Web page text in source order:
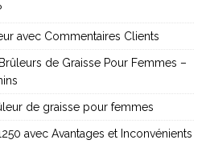
avec Commentaires Clients
de Graisse Pour Femmes –
de graisse pour femmes
avec Avantages et Inconvénients